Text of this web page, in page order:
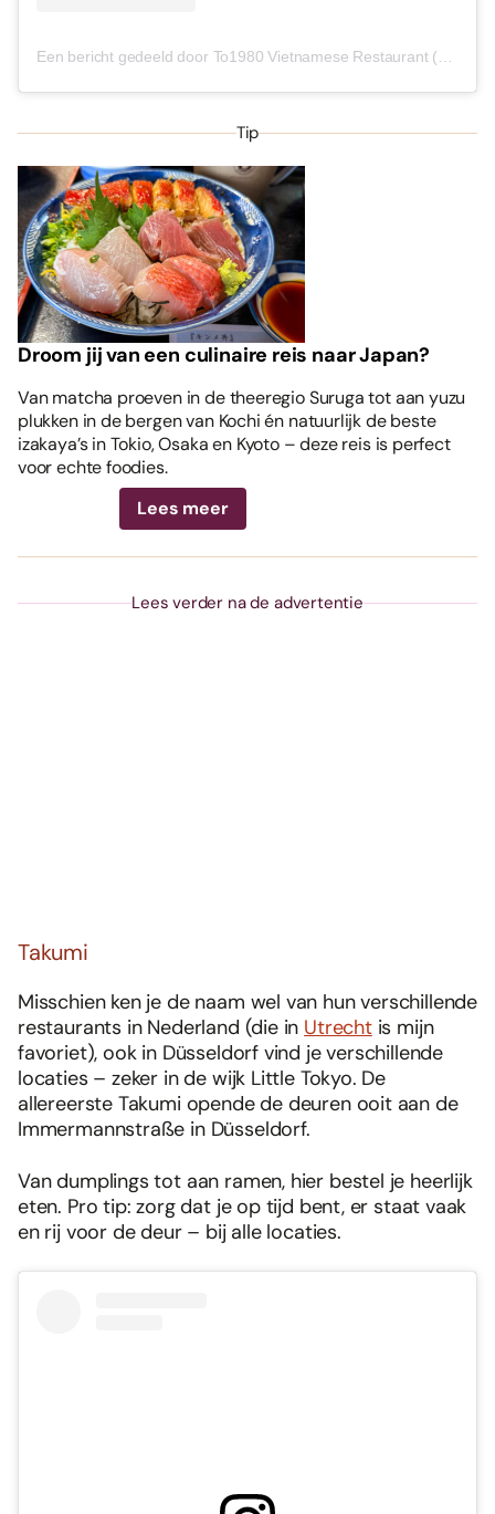
Tip
Droom jij van een culinaire reis naar Japan?
Van matcha proeven in de theeregio Suruga tot aan yuzu
plukken in de bergen van Kochi én natuurlijk de beste
izakaya’s in Tokio, Osaka en Kyoto – deze reis is perfect
voor echte foodies.
Lees meer
Lees verder na de advertentie
Takumi
Misschien ken je de naam wel van hun verschillende
restaurants in Nederland (die in Utrechtis mijn
favoriet), ook in Düsseldorf vind je verschillende
locaties – zeker in de wijk Little Tokyo. De
allereerste Takumi opende de deuren ooit aan de
Immermannstraße in Düsseldorf.
Van dumplings tot aan ramen, hier bestel je heerlijk
eten. Pro tip: zorg dat je op tijd bent, er staat vaak
en rij voor de deur – bij alle locaties.